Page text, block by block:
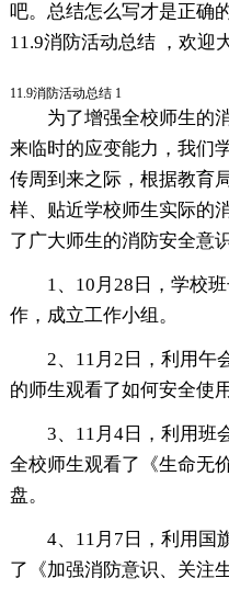
吧。总结怎么写才是正确
11.9消防活动总结 ，欢迎
11.9消防活动总结 1
为了增强全校师生的
来临时的应变能力，我们
传周到来之际，根据教育
样、贴近学校师生实际的
了广大师生的消防安全意
1、10月28日，学校
作，成立工作小组。
2、11月2日，利用午
的师生观看了如何安全使
3、11月4日，利用班
全校师生观看了《生命无
盘。
4、11月7日，利用国
了《加强消防意识、关注